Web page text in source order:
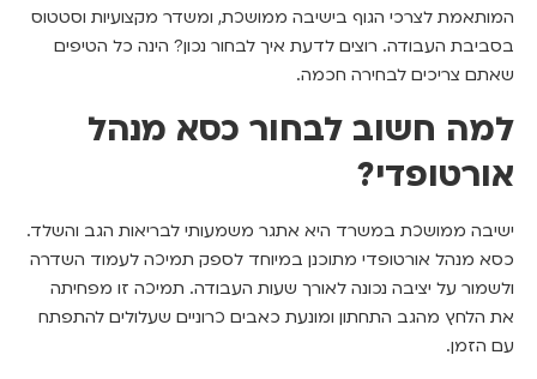
המותאמת לצרכי הגוף בישיבה ממושכת, ומשדר מקצועיות וסטטוס
בסביבת העבודה. רוצים לדעת איך לבחור נכון? הינה כל הטיפים
שאתם צריכים לבחירה חכמה.
למה חשוב לבחור כסא מנהל
אורטופדי?
ישיבה ממושכת במשרד היא אתגר משמעותי לבריאות הגב והשלד.
כסא מנהל אורטופדי מתוכנן במיוחד לספק תמיכה לעמוד השדרה
ולשמור על יציבה נכונה לאורך שעות העבודה. תמיכה זו מפחיתה
את הלחץ מהגב התחתון ומונעת כאבים כרוניים שעלולים להתפתח
עם הזמן.